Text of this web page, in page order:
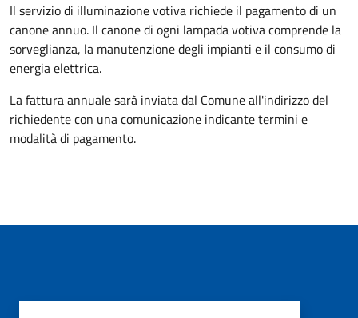
Il servizio di illuminazione votiva richiede il pagamento di un
canone annuo. Il canone di ogni lampada votiva comprende la
sorveglianza, la manutenzione degli impianti e il consumo di
energia elettrica.
La fattura annuale sarà inviata dal Comune all'indirizzo del
richiedente con una comunicazione indicante termini e
modalità di pagamento.